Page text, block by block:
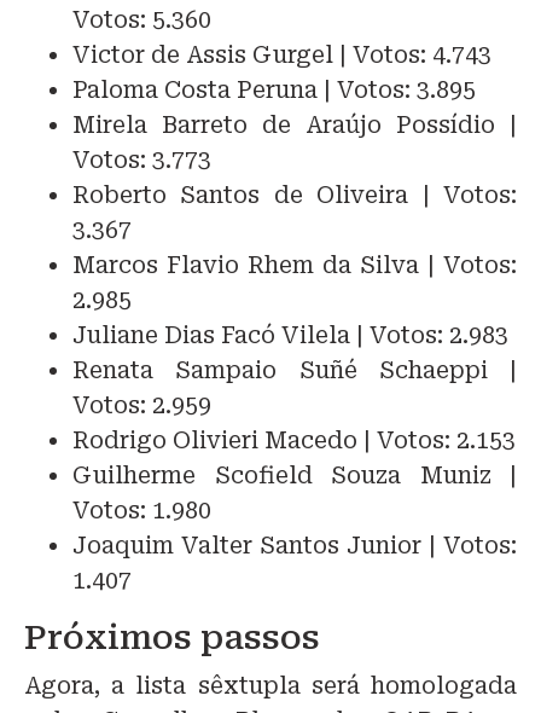
Votos: 5.360
Victor de Assis Gurgel | Votos: 4.743
Paloma Costa Peruna | Votos: 3.895
Mirela Barreto de Araújo Possídio |
Votos: 3.773
Roberto Santos de Oliveira | Votos:
3.367
Marcos Flavio Rhem da Silva | Votos:
2.985
Juliane Dias Facó Vilela | Votos: 2.983
Renata Sampaio Suñé Schaeppi |
Votos: 2.959
Rodrigo Olivieri Macedo | Votos: 2.153
Guilherme Scofield Souza Muniz |
Votos: 1.980
Joaquim Valter Santos Junior | Votos:
1.407
Próximos passos
Agora, a lista sêxtupla será homologada